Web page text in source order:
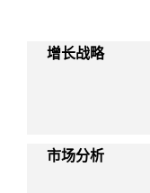
增长战略
市场分析